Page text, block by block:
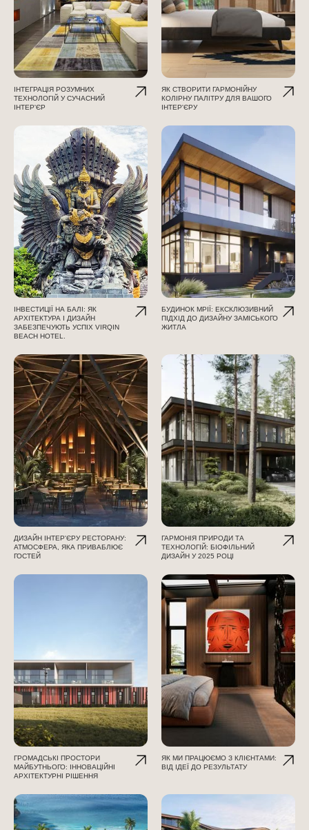
ІНТЕГРАЦІЯ РОЗУМНИХ
ТЕХНОЛОГІЙ У СУЧАСНИЙ
ІНТЕР'ЄР
ЯК СТВОРИТИ ГАРМОНІЙНУ
КОЛІРНУ ПАЛІТРУ ДЛЯ ВАШОГО
ІНТЕР'ЄРУ
ІНВЕСТИЦІЇ НА БАЛІ: ЯК
АРХІТЕКТУРА І ДИЗАЙН
ЗАБЕЗПЕЧУЮТЬ УСПІХ VIRQIN
BEACH HOTEL.
БУДИНОК МРІЇ: ЕКСКЛЮЗИВНИЙ
ПІДХІД ДО ДИЗАЙНУ ЗАМІСЬКОГО
ЖИТЛА
ДИЗАЙН ІНТЕР'ЄРУ РЕСТОРАНУ:
АТМОСФЕРА, ЯКА ПРИВАБЛЮЄ
ГОСТЕЙ
ГАРМОНІЯ ПРИРОДИ ТА
ТЕХНОЛОГІЙ: БІОФІЛЬНИЙ
ДИЗАЙН У 2025 РОЦІ
ГРОМАДСЬКІ ПРОСТОРИ
МАЙБУТНЬОГО: ІННОВАЦІЙНІ
АРХІТЕКТУРНІ РІШЕННЯ
ЯК МИ ПРАЦЮЄМО З КЛІЄНТАМИ:
ВІД ІДЕЇ ДО РЕЗУЛЬТАТУ